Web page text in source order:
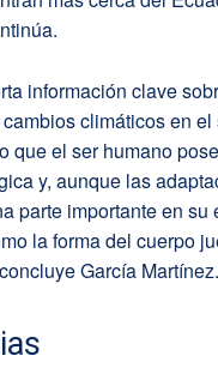
información clave
climáticos en el
que el ser humano
y, aunque las
parte importante en su
la forma del cuerpo
García Martínez.